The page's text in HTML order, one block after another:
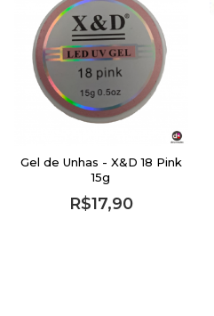
Gel de Unhas - X&D 18 Pink
15g
R$17,90